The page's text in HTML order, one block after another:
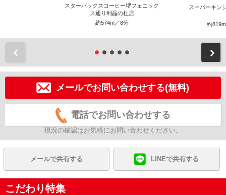
スターバックスコーヒー堺フェニック
ス通り利晶の杜店
約574m／8分
スーパーキン
約
メールでお問い合わせする(無料)
電話でお問い合わせする
現況の確認はお気軽にお問い合わせください。
メールで共有する LINEで共有する
こだわり特集